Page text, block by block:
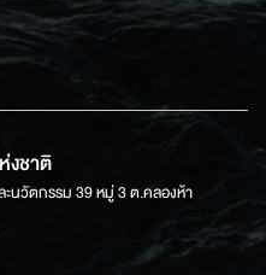
ชาติ
นวัตกรรม 39 หมู่ 3 ต.คลองห้า